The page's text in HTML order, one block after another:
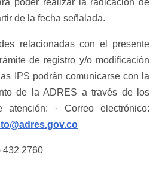
poder realizar la radicación de
de la fecha señalada.
relacionadas con el presente
de registro y/o modificación
IPS podrán comunicarse con la
de la ADRES a través de los
atención: · Correo electrónico:
432 2760